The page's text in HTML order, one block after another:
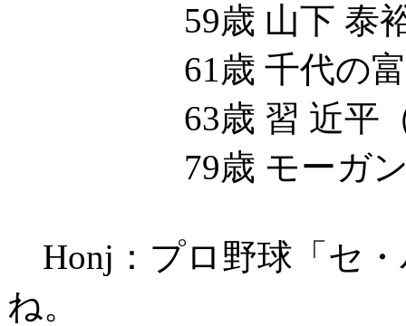
59歳 山下 泰裕
61歳 千代の富士
63歳 習 近平（中
79歳 モーガン・
Honj：プロ野球「セ
ね。